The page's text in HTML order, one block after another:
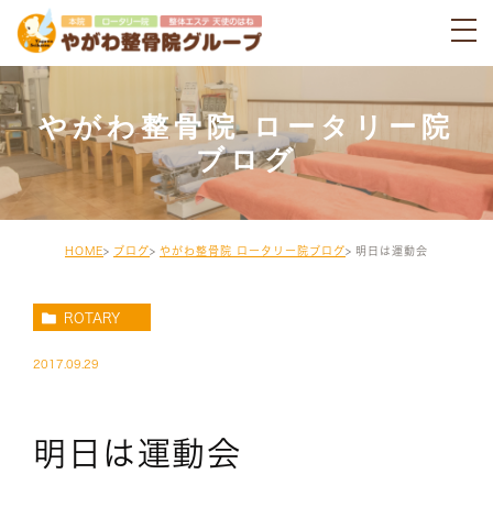
やがわ整骨院 ロータリー院
ブログ
HOME ブログ やがわ整骨院 ロータリー院ブログ 明日は運動会
ROTARY
2017.09.29
明日は運動会